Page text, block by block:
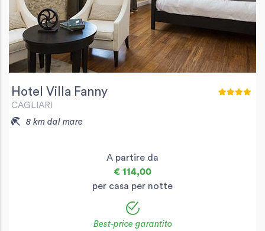
Hotel Villa Fanny
CAGLIARI
8 km dal mare
A partire da
€ 114,00
per casa per notte
Best-price garantito